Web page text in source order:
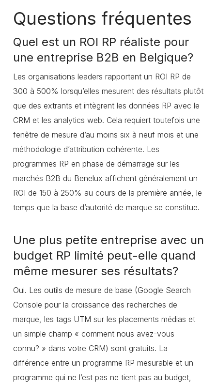
Questions fréquentes
Quel est un ROI RP réaliste pour
une entreprise B2B en Belgique?
Les organisations leaders rapportent un ROI RP de
300 à 500% lorsqu’elles mesurent des résultats plutôt
que des extrants et intègrent les données RP avec le
CRM et les analytics web. Cela requiert toutefois une
fenêtre de mesure d’au moins six à neuf mois et une
méthodologie d’attribution cohérente. Les
programmes RP en phase de démarrage sur les
marchés B2B du Benelux affichent généralement un
ROI de 150 à 250% au cours de la première année, le
temps que la base d’autorité de marque se constitue.
Une plus petite entreprise avec un
budget RP limité peut-elle quand
même mesurer ses résultats?
Oui. Les outils de mesure de base (Google Search
Console pour la croissance des recherches de
marque, les tags UTM sur les placements médias et
un simple champ « comment nous avez-vous
connu? » dans votre CRM) sont gratuits. La
différence entre un programme RP mesurable et un
programme qui ne l’est pas ne tient pas au budget,